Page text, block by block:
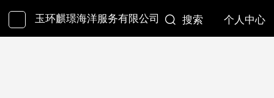
玉环麒璟海洋服务有限公司 搜索 个人中心